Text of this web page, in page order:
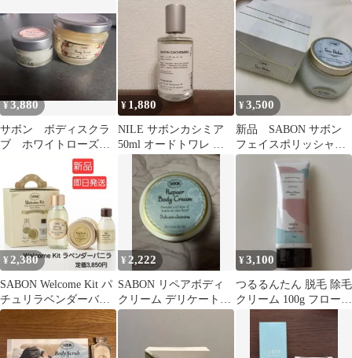
100ml 新品未使用
¥3,880
サボン ボディスクラ
ブ ホワイトローズ
320g & グリーンローズ
¥ 1,880
NILE サボンカシミア
50ml オードトワレ 香
水 残量9割
¥3,500
新品 SABON サボン
フェイスポリッシャー
ミント&レモングラス
¥2,380
SABON Welcome Kit パ
チュリラベンダーバニ
ラ
¥ 2,222
SABON リペアボディ
クリーム デリケートジ
ャスミン
¥3,100
つるるんたん 脱毛 除毛
クリーム 100g フローラ